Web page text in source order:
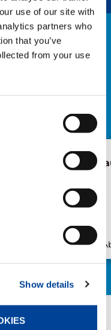
use of our site with
partners who
that you’ve
from your use
Show details
Tadano en
Publicación